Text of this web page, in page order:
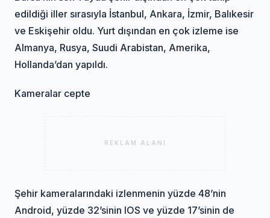
edildiği iller sırasıyla İstanbul, Ankara, İzmir, Balıkesir
ve Eskişehir oldu. Yurt dışından en çok izleme ise
Almanya, Rusya, Suudi Arabistan, Amerika,
Hollanda’dan yapıldı.
Kameralar cepte
REKLAM ALANI
Şehir kameralarındaki izlenmenin yüzde 48’nin
Android, yüzde 32’sinin IOS ve yüzde 17’sinin de